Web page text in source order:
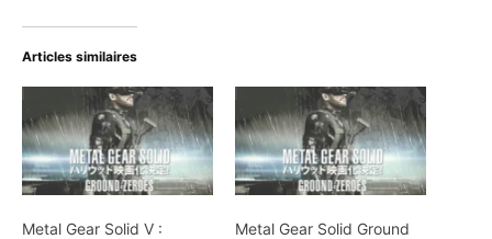
Articles similaires
Metal Gear Solid V :
Metal Gear Solid Ground